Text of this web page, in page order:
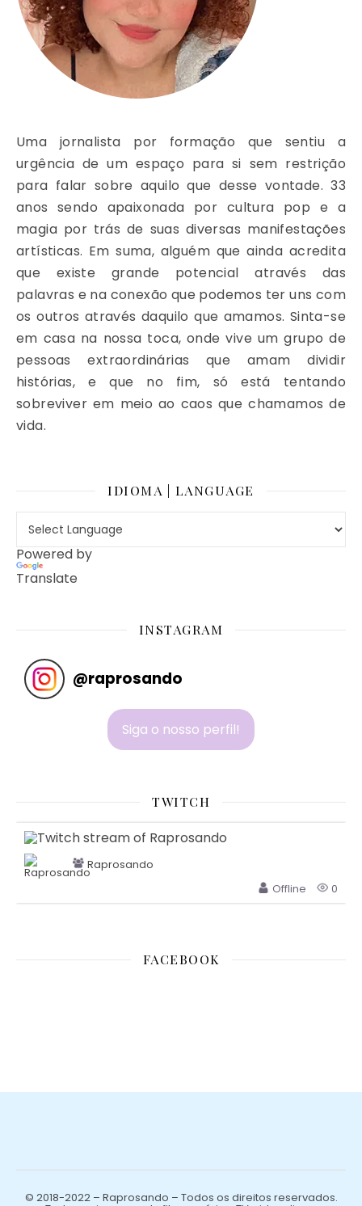
Uma jornalista por formação que sentiu a
urgência de um espaço para si sem restrição
para falar sobre aquilo que desse vontade. 33
anos sendo apaixonada por cultura pop e a
magia por trás de suas diversas manifestações
artísticas. Em suma, alguém que ainda acredita
que existe grande potencial através das
palavras e na conexão que podemos ter uns com
os outros através daquilo que amamos. Sinta-se
em casa na nossa toca, onde vive um grupo de
pessoas extraordinárias que amam dividir
histórias, e que no fim, só está tentando
sobreviver em meio ao caos que chamamos de
vida.
IDIOMA | LANGUAGE
Powered by
Translate
INSTAGRAM
@raprosando
Siga o nosso perfil!
TWITCH
Raprosando
Offline
0
FACEBOOK
© 2018-2022 – Raprosando – Todos os direitos reservados.